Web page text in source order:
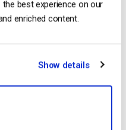
best experience on our
enriched content.
Show details
Streaming (HLS) –